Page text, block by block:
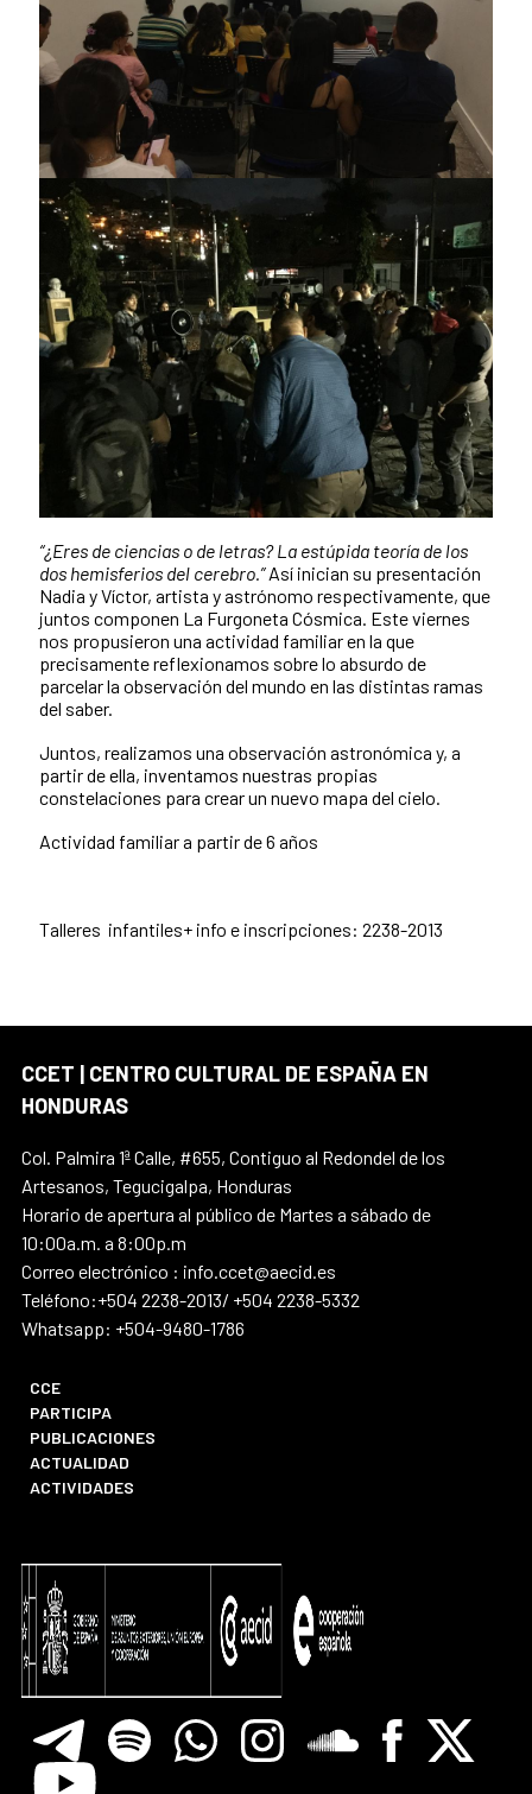
“¿Eres de ciencias o de letras? La estúpida teoría de los
dos hemisferios del cerebro.”Así inician su presentación
Nadia y Víctor, artista y astrónomo respectivamente, que
juntos componen La Furgoneta Cósmica. Este viernes
nos propusieron una actividad familiar en la que
precisamente reflexionamos sobre lo absurdo de
parcelar la observación del mundo en las distintas ramas
del saber.
Juntos, realizamos una observación astronómica y, a
partir de ella, inventamos nuestras propias
constelaciones para crear un nuevo mapa del cielo.
Actividad familiar a partir de 6 años
Talleres infantiles+ info e inscripciones: 2238-2013
CCET | CENTRO CULTURAL DE ESPAÑA EN
HONDURAS
Col. Palmira 1ª Calle, #655, Contiguo al Redondel de los
Artesanos, Tegucigalpa, Honduras
Horario de apertura al público de Martes a sábado de
10:00a.m. a 8:00p.m
Correo electrónico : info.ccet@aecid.es
Teléfono:+504 2238-2013/ +504 2238-5332
Whatsapp: +504-9480-1786
CCE
PARTICIPA
PUBLICACIONES
ACTUALIDAD
ACTIVIDADES
TelegramSpotify WhatsappInstagramSoundcloreFacebook
X
Youtube